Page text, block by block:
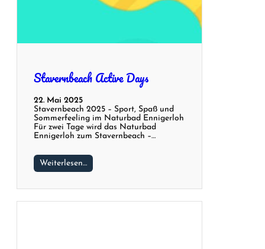
Stavernbeach Active Days
22. Mai 2025
Stavernbeach 2025 – Sport, Spaß und
Sommerfeeling im Naturbad Ennigerloh
Für zwei Tage wird das Naturbad
Ennigerloh zum Stavernbeach –…
Weiterlesen…